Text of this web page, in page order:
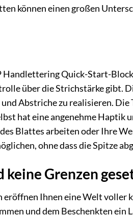
können einen großen
Handlettering Quick-Start-
über die Strichstärke gibt.
Abstriche zu realisieren.
hat eine angenehme Haptik
Blattes arbeiten oder Ihre
ohne dass die Spitze
Grenzen
Ihnen eine Welt voller
und dem Beschenkten ein